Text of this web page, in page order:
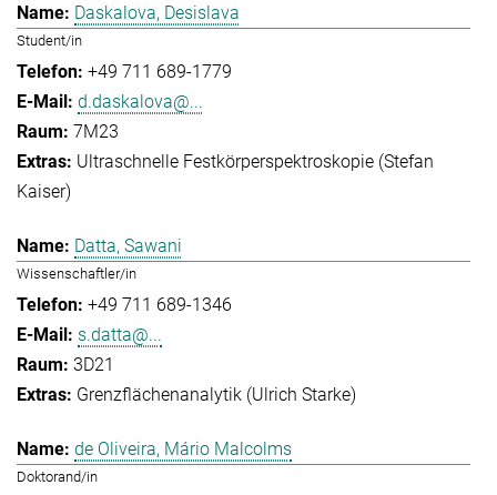
Daskalova, Desislava
Student/in
+49 711 689-1779
d.daskalova@...
7M23
Ultraschnelle Festkörperspektroskopie (Stefan
Kaiser)
Datta, Sawani
Wissenschaftler/in
+49 711 689-1346
s.datta@...
3D21
Grenzflächenanalytik (Ulrich Starke)
de Oliveira, Mário Malcolms
Doktorand/in